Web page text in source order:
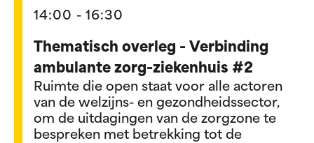
14:00 - 16:30
Thematisch overleg - Verbinding
ambulante zorg-ziekenhuis #2
Ruimte die open staat voor alle actoren
van de welzijns- en gezondheidssector,
om de uitdagingen van de zorgzone te
bespreken met betrekking tot de